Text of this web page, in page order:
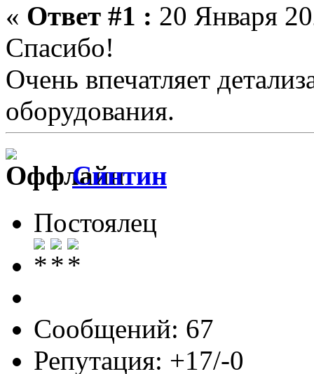
« Ответ #1 : 20 Января
Спасибо!
Очень впечатляет
оборудования.
Синтин
Постоялец
Сообщений: 67
Репутация: +17/-0